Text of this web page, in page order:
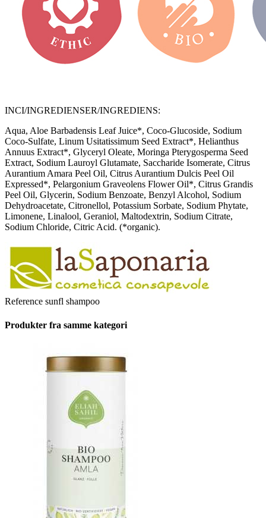
INCI/INGREDIENSER/INGREDIENS:
Aqua, Aloe Barbadensis Leaf Juice*, Coco-Glucoside, Sodium
Coco-Sulfate, Linum Usitatissimum Seed Extract*, Helianthus
Annuus Extract*, Glyceryl Oleate, Moringa Pterygosperma Seed
Extract, Sodium Lauroyl Glutamate, Saccharide Isomerate, Citrus
Aurantium Amara Peel Oil, Citrus Aurantium Dulcis Peel Oil
Expressed*, Pelargonium Graveolens Flower Oil*, Citrus Grandis
Peel Oil, Glycerin, Sodium Benzoate, Benzyl Alcohol, Sodium
Dehydroacetate, Citronellol, Potassium Sorbate, Sodium Phytate,
Limonene, Linalool, Geraniol, Maltodextrin, Sodium Citrate,
Sodium Chloride, Citric Acid. (*organic).
Reference sunfl shampoo
Produkter fra samme kategori